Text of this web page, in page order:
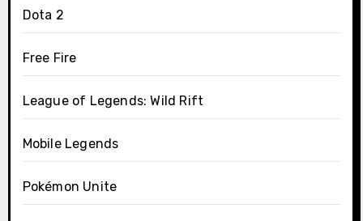
Dota 2
Free Fire
League of Legends: Wild Rift
Mobile Legends
Pokémon Unite